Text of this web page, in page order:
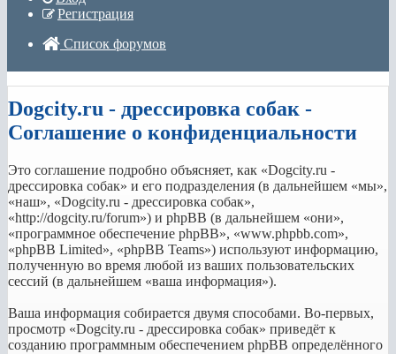
Регистрация
Список форумов
Dogcity.ru - дрессировка собак -
Соглашение о конфиденциальности
Это соглашение подробно объясняет, как «Dogcity.ru -
дрессировка собак» и его подразделения (в дальнейшем «мы»,
«наш», «Dogcity.ru - дрессировка собак»,
«http://dogcity.ru/forum») и phpBB (в дальнейшем «они»,
«программное обеспечение phpBB», «www.phpbb.com»,
«phpBB Limited», «phpBB Teams») используют информацию,
полученную во время любой из ваших пользовательских
сессий (в дальнейшем «ваша информация»).
Ваша информация собирается двумя способами. Во-первых,
просмотр «Dogcity.ru - дрессировка собак» приведёт к
созданию программным обеспечением phpBB определённого